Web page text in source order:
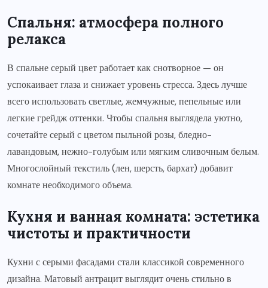
Спальня: атмосфера полного
релакса
В спальне серый цвет работает как снотворное — он
успокаивает глаза и снижает уровень стресса. Здесь лучше
всего использовать светлые, жемчужные, пепельные или
легкие грейдж оттенки. Чтобы спальня выглядела уютно,
сочетайте серый с цветом пыльной розы, бледно-
лавандовым, нежно-голубым или мягким сливочным белым.
Многослойный текстиль (лен, шерсть, бархат) добавит
комнате необходимого объема.
Кухня и ванная комната: эстетика
чистоты и практичности
Кухни с серыми фасадами стали классикой современного
дизайна. Матовый антрацит выглядит очень стильно в